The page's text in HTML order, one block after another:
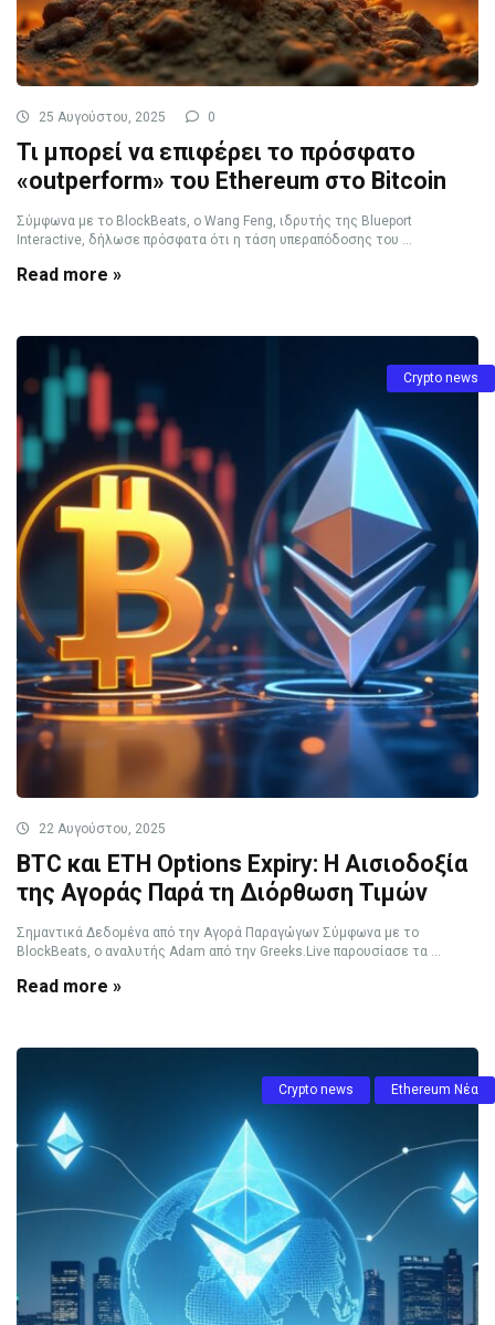
25 Αυγούστου, 2025 0
Τι μπορεί να επιφέρει το πρόσφατο
«outperform» του Ethereum στο Bitcoin
Σύμφωνα με το BlockBeats, ο Wang Feng, ιδρυτής της Blueport
Interactive, δήλωσε πρόσφατα ότι η τάση υπεραπόδοσης του ...
Read more »
Crypto news
22 Αυγούστου, 2025
BTC και ETH Options Expiry: Η Αισιοδοξία
της Αγοράς Παρά τη Διόρθωση Τιμών
Σημαντικά Δεδομένα από την Αγορά Παραγώγων Σύμφωνα με το
BlockBeats, ο αναλυτής Adam από την Greeks.Live παρουσίασε τα ...
Read more »
Crypto news Ethereum Νέα